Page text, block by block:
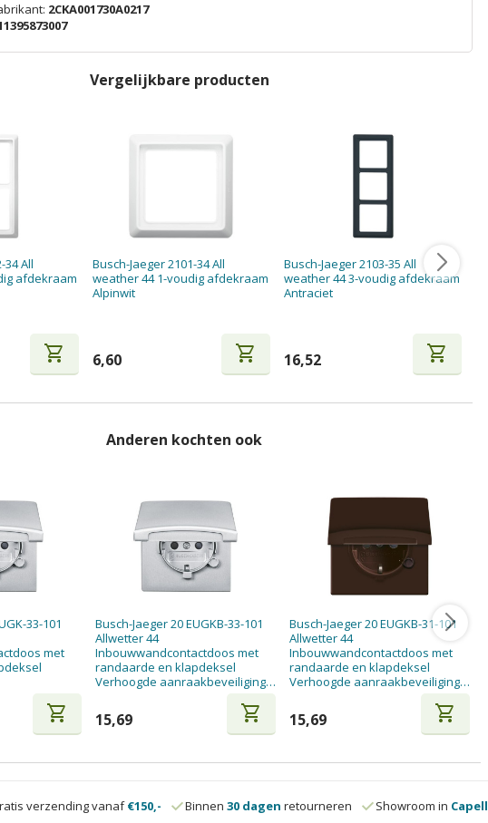
2CKA001730A0217
Vergelijkbare producten
34 All
afdekraam
shopping_cart
Busch-Jaeger 2101-34 All
weather 44 1-voudig afdekraam
Alpinwit
6,60 shopping_cart
Busch-Jaeger 2103-35 All
weather 44 3-voudig afdekraam
Antraciet
16,52 shopping_cart
Anderen kochten ook
33-101
met
shopping_cart
Busch-Jaeger 20 EUGKB-33-101
Allwetter 44
Inbouwwandcontactdoos met
randaarde en klapdeksel
Verhoogde aanraakbeveiliging
15,69 shopping_cart
Busch-Jaeger 20 EUGKB-31-101
Allwetter 44
Inbouwwandcontactdoos met
randaarde en klapdeksel
Verhoogde aanraakbeveiliging
15,69 shopping_cart
verzending vanaf€150,- Binnen 30 dagen retourneren Showroom in